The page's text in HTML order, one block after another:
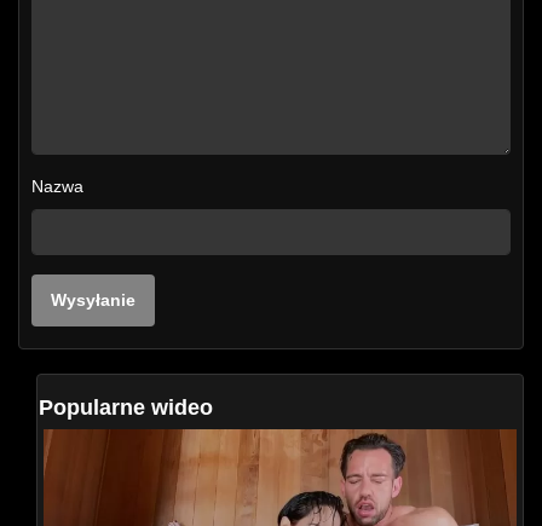
Nazwa
Popularne wideo